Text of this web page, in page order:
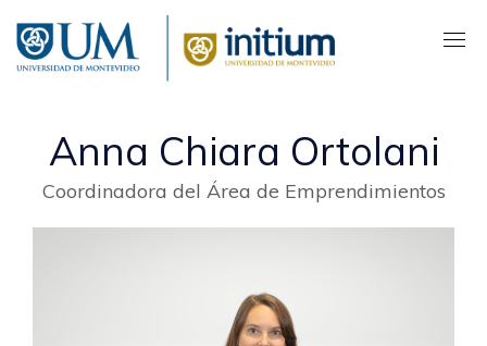
contenido
principal
Anna Chiara Ortolani
Coordinadora del Área de Emprendimientos